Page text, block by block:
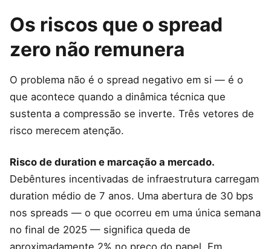
Os riscos que o spread
zero não remunera
O problema não é o spread negativo em si — é o
que acontece quando a dinâmica técnica que
sustenta a compressão se inverte. Três vetores de
risco merecem atenção.
Risco de duration e marcação a mercado.
Debêntures incentivadas de infraestrutura carregam
duration médio de 7 anos. Uma abertura de 30 bps
nos spreads — o que ocorreu em uma única semana
no final de 2025 — significa queda de
aproximadamente 2% no preço do papel. Em